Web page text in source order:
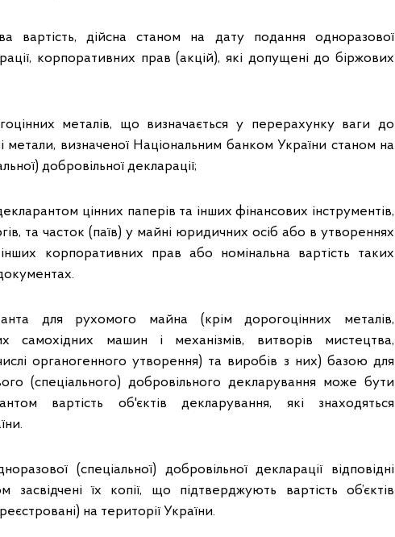
вартість, дійсна станом на дату подання одноразової
корпоративних прав (акцій), які допущені до біржових
металів, що визначається у перерахунку ваги до
метали, визначеної Національним банком України станом на
добровільної декларації;
цінних паперів та інших фінансових інструментів,
та часток (паїв) у майні юридичних осіб або в утвореннях
корпоративних прав або номінальна вартість таких
для рухомого майна (крім дорогоцінних металів,
самохідних машин і механізмів, витворів мистецтва,
органогенного утворення) та виробів з них) базою для
(спеціального) добровільного декларування може бути
вартість об'єктів декларування, які знаходяться
(спеціальної) добровільної декларації відповідні
їх копії, що підтверджують вартість об’єктів
на території України.